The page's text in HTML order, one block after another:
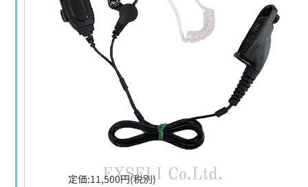
定価:11,500円(税別)